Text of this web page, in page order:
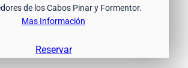
de los Cabos Pinar y Formentor.
Mas Información
Reservar